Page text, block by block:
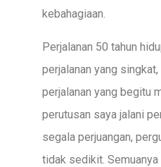
kebahagiaan.
Perjalanan 50 tahun
perjalanan yang
perjalanan yang begitu
perutusan saya jalani
segala perjuangan,
tidak sedikit.